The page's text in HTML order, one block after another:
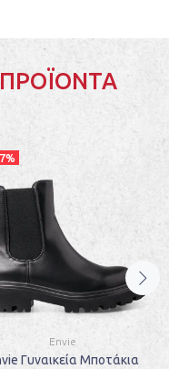
Envie
Γυναικεία Μποτάκια